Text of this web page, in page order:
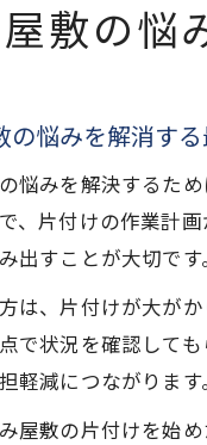
敷の悩
の悩みを解消す
悩みを解決するた
、片付けの作業計
出すことが大切です。
は、片付けが大が
で状況を確認して
軽減につながります
屋敷の片付けを始